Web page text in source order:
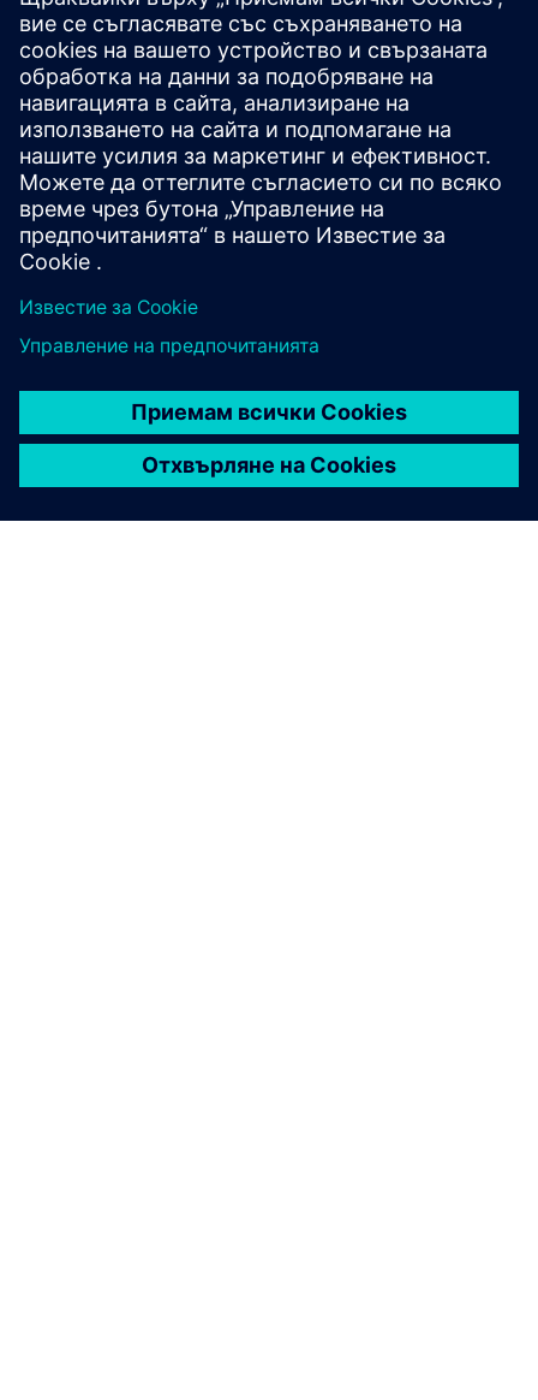
Robot accuracy consulting
Isios boosts robot accuracy via advanced calibration,
recalibration systems, external axis alignment, tool center
point setup, and expert consulting for global high-demand
applications.
Научете повече